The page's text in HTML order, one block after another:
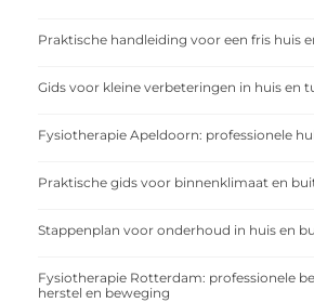
Praktische handleiding voor een fris huis
Gids voor kleine verbeteringen in huis en
Fysiotherapie Apeldoorn: professionele
Praktische gids voor binnenklimaat en
Stappenplan voor onderhoud in huis en
Fysiotherapie Rotterdam: professionele
herstel en beweging